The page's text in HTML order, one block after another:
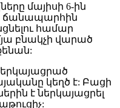
մայիսի 6-ին
ճանապարհին
համար
բնակչի վարած
կեղծ է: Բացի
է ներկայացրել